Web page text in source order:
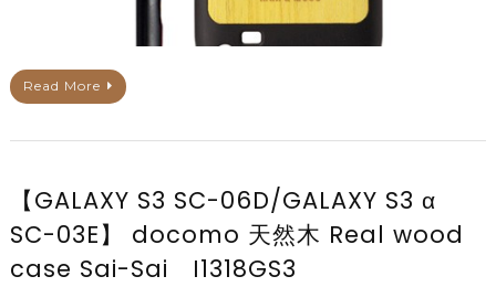
Read More
【GALAXY S3 SC-06D/GALAXY S3 α
SC-03E】 docomo 天然木 Real wood
case Sai-Sai I1318GS3